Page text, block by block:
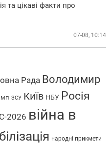
та цікаві факти про
07-08, 10:14
Рада Володимир
ЗСУ Київ НБУ Росія
2026 війна в
народні прикмети